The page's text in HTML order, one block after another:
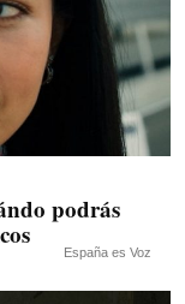
podrás
España es Voz